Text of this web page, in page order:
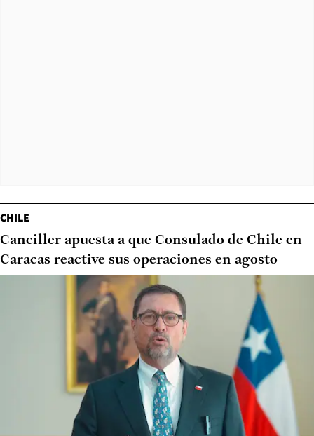
CHILE
Canciller apuesta a que Consulado de Chile en
Caracas reactive sus operaciones en agosto